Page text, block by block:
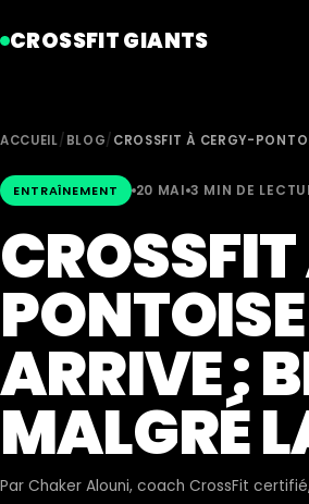
CROSSFIT GIANTS
ACCUEIL/ BLOG/ CROSSFIT À CERGY-
ENTRAÎNEMENT 20 MAI 3 MIN DE
ARRIVE :
MALGRÉ
Par Chaker Alouni, coach CrossFit